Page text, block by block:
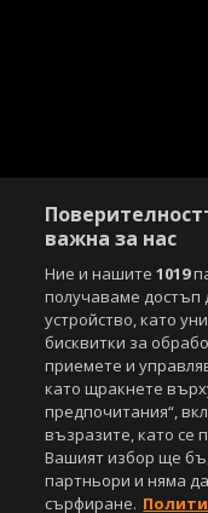
важна за нас
Ние и нашите1019
получаваме
устройство, като
бисквитки за
приемете и
като щракнете
предпочитания“,
възразите, като се
Вашият избор ще
партньори и няма
сърфиране.